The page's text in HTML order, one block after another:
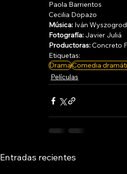
Paola Barrientos
Cecilia Dopazo
Música: Iván Wyszogrod
Fotografía: Javier Juliá
Productoras: Concreto
Etiquetas:
DramaComedia
Películas
Entradas recientes